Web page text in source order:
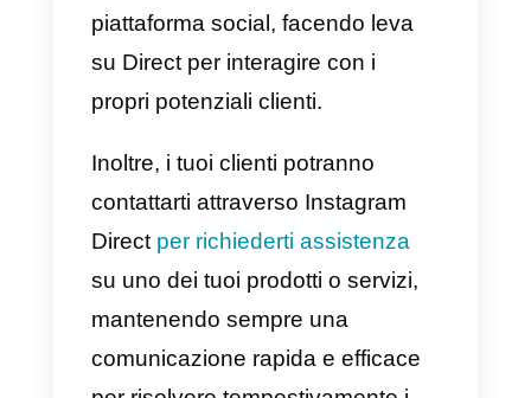
Facebook, ed una volta
approvata, l’inserzione inizierà a
essere visibilenel feed o nelle
storie di Instagram
alle persone di iniziare una
conversazione con la tua
cliccando sulla tua inserzione.
Quando il tuo pubblico di